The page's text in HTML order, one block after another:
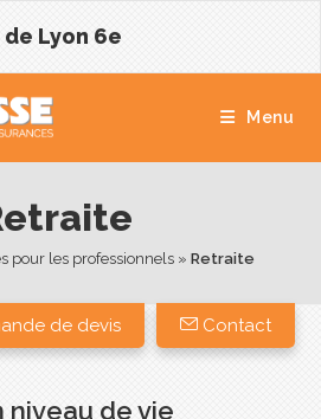
Lyon 6e
Menu
pour les professionnels » Retraite
de devis Contact
niveau de vie